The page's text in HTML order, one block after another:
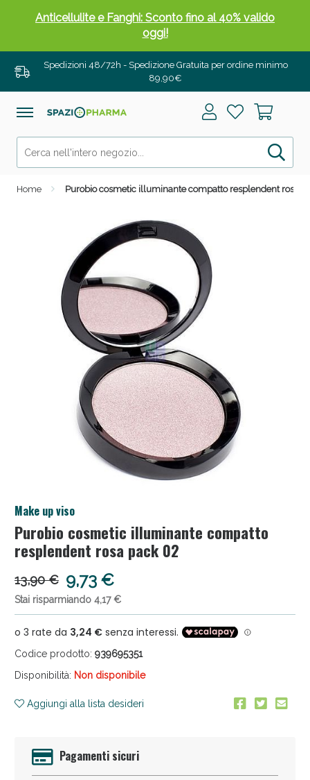
Spedizioni 48/72h - Spedizione Gratuita per ordine minimo
89,90€
Home Purobio cosmetic illuminante compatto resplendent rosa
Make up viso
Purobio cosmetic illuminante compatto
resplendent rosa pack 02
13,90 € 9,73 €
Stai risparmiando 4,17 €
Codice prodotto: 939695351
Disponibilità: Non disponibile
Aggiungi alla lista desideri
Pagamenti sicuri
Anticellulite e Fanghi: Sconto fino al 40% valido
oggi!
Anticellulite e Fanghi: Sconto fino al 40% valido
oggi!
Sconto fino al 55% disponibile oggi!
Vie Urinarie e Prostata: Sconti fino al 45% oggi!